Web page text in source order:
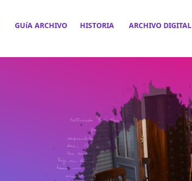
GUíA ARCHIVO HISTORIA ARCHIVO DIGITAL